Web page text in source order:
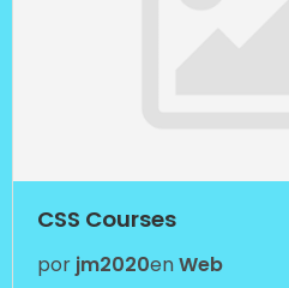
CSS Courses
por jm2020enWeb